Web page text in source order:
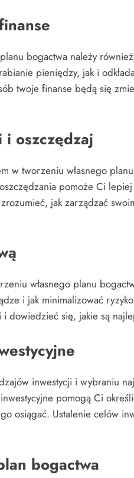
bogactwa należy
pieniędzy, jak i
twoje finanse będą się
i oszczędzaj
w tworzeniu własnego
pomoże Ci
zrozumieć, jak zarządzać
własnego planu
i jak minimalizować
dowiedzieć się, jakie są
inwestycji i wybraniu
pomogą Ci
osiągać. Ustalenie celów
bogactwa